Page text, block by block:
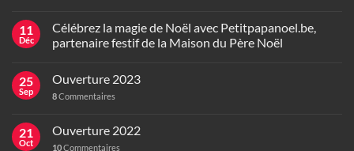
11
Déc
Célébrez la magie de Noël avec Petitpapanoel.be,
partenaire festif de la Maison du Père Noël
25
Sep
Ouverture 2023
8Commentaires
21
Oct
Ouverture 2022
10Commentaires